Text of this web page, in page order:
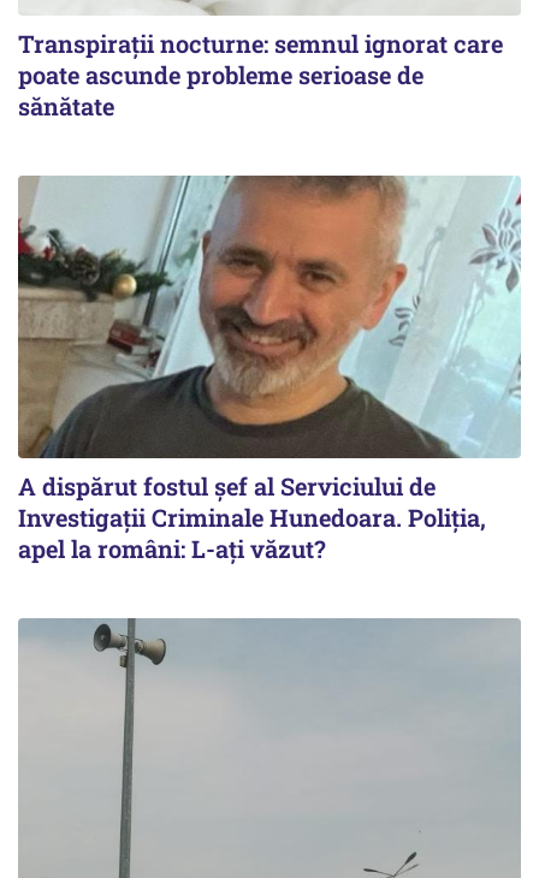
Transpirații nocturne: semnul ignorat care
poate ascunde probleme serioase de
sănătate
A dispărut fostul șef al Serviciului de
Investigații Criminale Hunedoara. Poliția,
apel la români: L-ați văzut?